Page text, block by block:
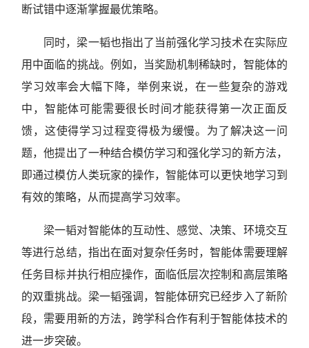
断试错中逐渐掌握最优策略。
同时，梁一韬也指出了当前强化学习技术在实际应
用中面临的挑战。例如，当奖励机制稀缺时，智能体的
学习效率会大幅下降，举例来说，在一些复杂的游戏
中，智能体可能需要很长时间才能获得第一次正面反
馈，这使得学习过程变得极为缓慢。为了解决这一问
题，他提出了一种结合模仿学习和强化学习的新方法，
即通过模仿人类玩家的操作，智能体可以更快地学习到
有效的策略，从而提高学习效率。
梁一韬对智能体的互动性、感觉、决策、环境交互
等进行总结，指出在面对复杂任务时，智能体需要理解
任务目标并执行相应操作，面临低层次控制和高层策略
的双重挑战。梁一韬强调，智能体研究已经步入了新阶
段，需要用新的方法，跨学科合作有利于智能体技术的
进一步突破。